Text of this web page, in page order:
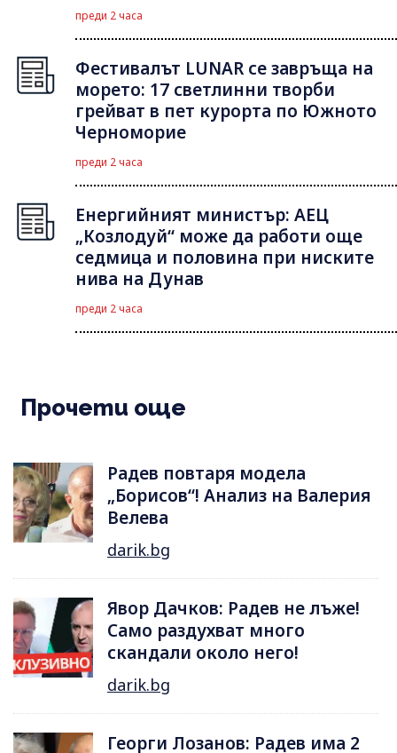
преди 2 часа
Фестивалът LUNAR се завръща на
морето: 17 светлинни творби
грейват в пет курорта по Южното
Черноморие
преди 2 часа
Енергийният министър: АЕЦ
„Козлодуй“ може да работи още
седмица и половина при ниските
нива на Дунав
преди 2 часа
Прочети още
Радев повтаря модела
„Борисов“! Анализ на Валерия
Велева
darik.bg
Явор Дачков: Радев не лъже!
Само раздухват много
скандали около него!
darik.bg
Георги Лозанов: Радев има 2